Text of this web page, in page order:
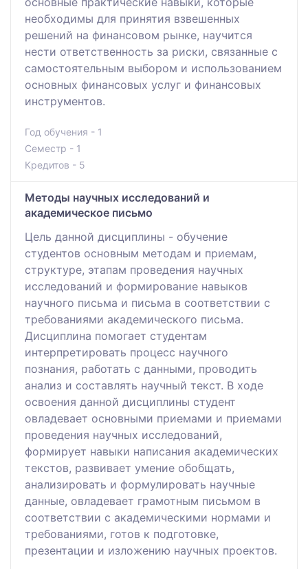
необходимы для принятия взвешенных
решений на финансовом рынке, научится
нести ответственность за риски, связанные с
самостоятельным выбором и использованием
основных финансовых услуг и финансовых
инструментов.
Год обучения - 1
Семестр - 1
Кредитов - 5
Методы научных исследований и
академическое письмо
Цель данной дисциплины - обучение
студентов основным методам и приемам,
структуре, этапам проведения научных
исследований и формирование навыков
научного письма и письма в соответствии с
требованиями академического письма.
Дисциплина помогает студентам
интерпретировать процесс научного
познания, работать с данными, проводить
анализ и составлять научный текст. В ходе
освоения данной дисциплины студент
овладевает основными приемами и приемами
проведения научных исследований,
формирует навыки написания академических
текстов, развивает умение обобщать,
анализировать и формулировать научные
данные, овладевает грамотным письмом в
соответствии с академическими нормами и
требованиями, готов к подготовке,
презентации и изложению научных проектов.